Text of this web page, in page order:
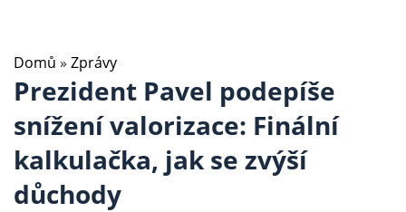
Domů » Zprávy
Prezident Pavel podepíše
snížení valorizace: Finální
kalkulačka, jak se zvýší
důchody